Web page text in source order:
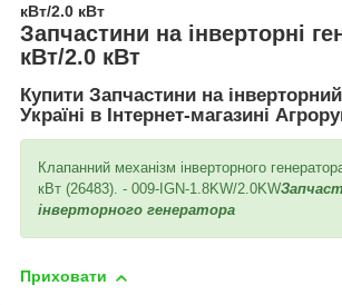
кВт/2.0 кВт
Запчастини на інверторні
кВт/2.0 кВт
Купити Запчастини на
Україні в Інтернет-магазині
Клапанний механізм інверторного
кВт (26483). - 009-IGN-1.8KW/2.0KW
інверторного генератора
Приховати